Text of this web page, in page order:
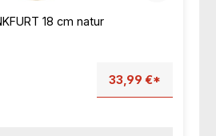
18 cm natur
33,99 €*